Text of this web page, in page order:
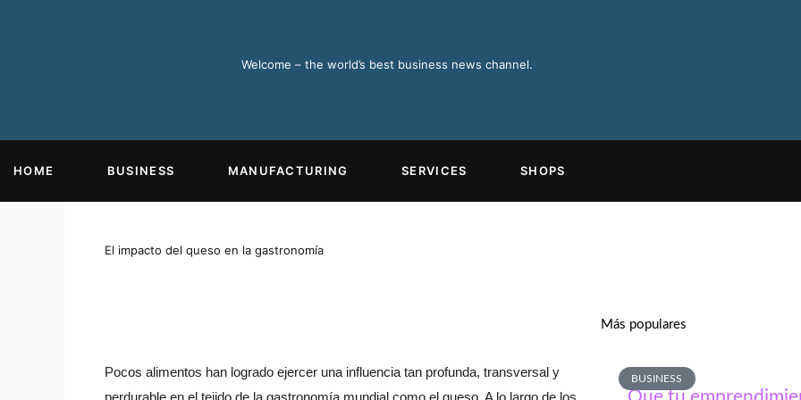
Welcome – the world’s best business news channel.
HOME BUSINESS MANUFACTURING SERVICES SHOPS
El impacto del queso en la gastronomía
Pocos alimentos han logrado ejercer una influencia tan profunda, transversal y
perdurable en el tejido de la gastronomía mundial como el queso. A lo largo de los
Más populares
BUSINESS